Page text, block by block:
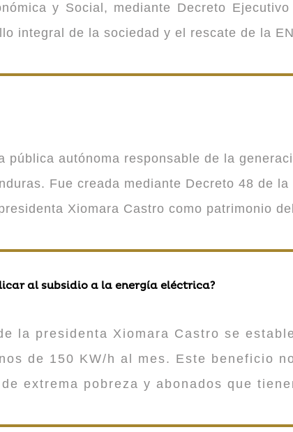
y Social, mediante Decreto
integral de la sociedad y el rescate de la
pública autónoma responsable de la
Fue creada mediante Decreto 48 de
Xiomara Castro como patrimonio
al subsidio a la energía eléctrica?
la presidenta Xiomara Castro se
de 150 KW/h al mes. Este beneficio
extrema pobreza y abonados que